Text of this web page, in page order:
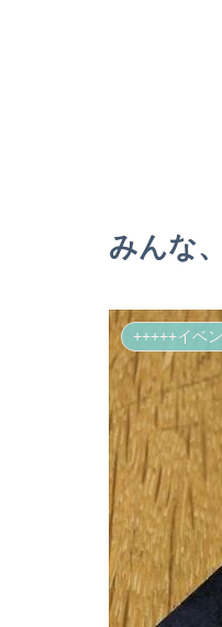
みんな
+++++イベ